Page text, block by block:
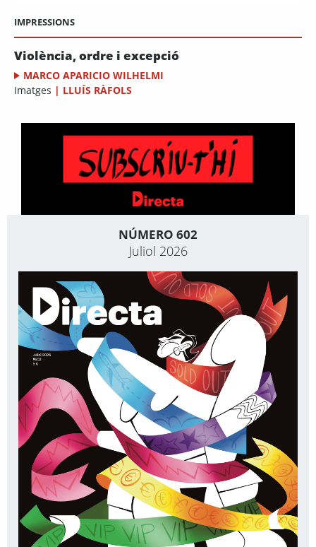
IMPRESSIONS
Violència, ordre i excepció
MARCO APARICIO WILHELMI
Imatges | LLUÍS RÀFOLS
NÚMERO 602
Juliol 2026